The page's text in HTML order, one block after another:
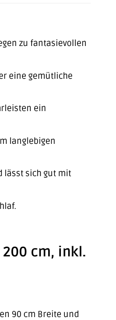
zu fantasievollen
eine gemütliche
ein
langlebigen
lässt sich gut mit
cm, inkl.
90 cm Breite und